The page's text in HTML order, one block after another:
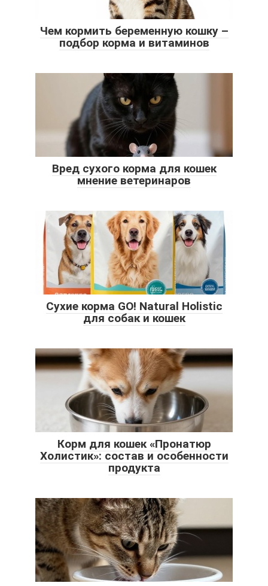
Чем кормить беременную кошку –
подбор корма и витаминов
Вред сухого корма для кошек
мнение ветеринаров
Сухие корма GO! Natural Holistic
для собак и кошек
Корм для кошек «Пронатюр
Холистик»: состав и особенности
продукта